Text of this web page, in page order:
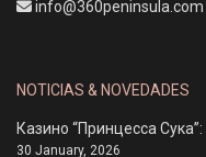
info@360peninsula.com
NOTICIAS & NOVEDADES
Казино “Принцесса
30 January, 2026